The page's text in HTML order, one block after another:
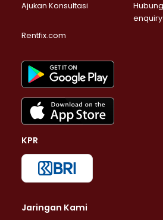
Ajukan Konsultasi
Rentfix.com
KPR
Jaringan Kami